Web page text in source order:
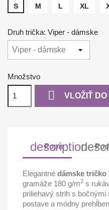
S M L XL
Druh trička: Viper - dámske
Množstvo
 VLOŽIŤ
description
Popis
Elegantné dámske tričko
gramáže 180 g/m2 s
priliehavý strih s
postave a módny